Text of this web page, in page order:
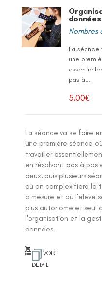
données
Nombres
La séance
une
pas à...
5,00€
La séance va se faire
une première séance
travailler
en résolvant pas à pas
deux, puis plusieurs
où on complexifiera la
à mesure et où l’élève
plus autonome et seul
l'organisation et la
données.
VOIR
DETAIL